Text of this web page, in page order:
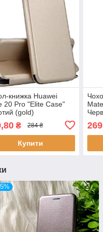
книжка Huawei
20 Pro "Elite Case"
(gold)
₴ 284 ₴
Купити